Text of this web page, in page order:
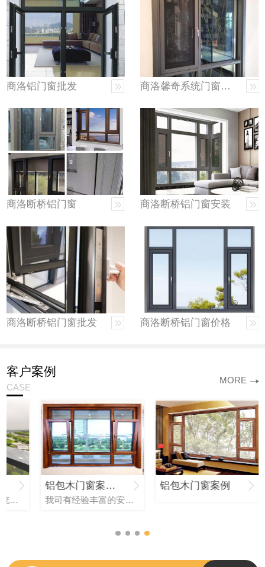
商洛铝门窗批发 商洛馨奇系统门窗价格
商洛断桥铝门窗 商洛断桥铝门窗安装
商洛断桥铝门窗批发 商洛断桥铝门窗价格
客户案例
CASE
MORE
品质见证｜馨奇系统门窗工程案例：从家装到工程的 背书
铝包木门窗案例展示
我司有经验丰富的安装施工队伍，所有人员均经严格培训方能上岗，技术精良，门窗工程安装到位
铝包木门窗案例